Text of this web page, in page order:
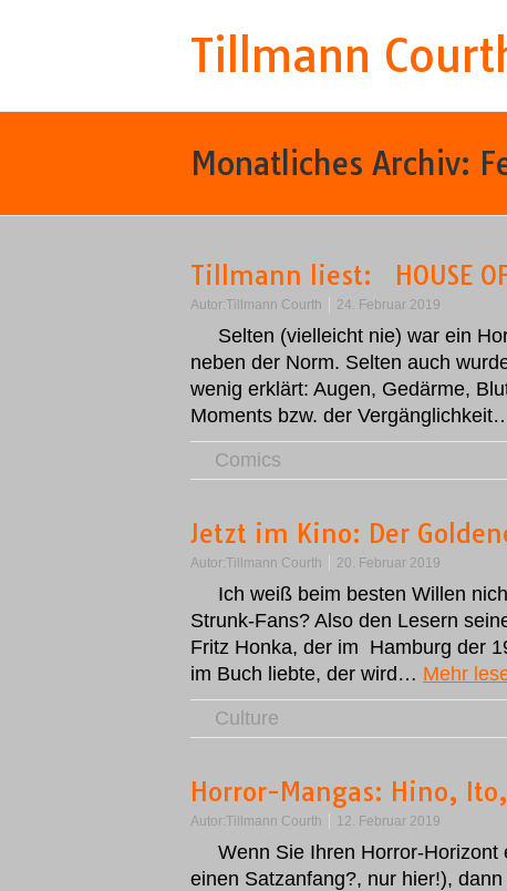
Tillmann
Monatliches Archiv:
Tillmann liest: HOUSE OF
Autor:Tillmann Courth 24. Februar 2019
Selten (vielleicht nie) war ein
neben der Norm. Selten auch
wenig erklärt: Augen, Gedärme,
Moments bzw. der
Comics
Jetzt im Kino: Der
Autor:Tillmann Courth 20. Februar 2019
Ich weiß beim besten Willen
Strunk-Fans? Also den Lesern
Fritz Honka, der im Hamburg der
im Buch liebte, der wird… Mehr
Culture
Horror-Mangas: Hino,
Autor:Tillmann Courth 12. Februar 2019
Wenn Sie Ihren Horror-
einen Satzanfang?, nur hier!),